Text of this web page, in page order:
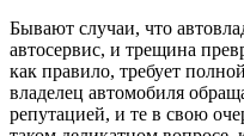
Бывают случаи, что
автосервис, и трещина
как правило, требует
владелец автомобиля
репутацией, и те в свою